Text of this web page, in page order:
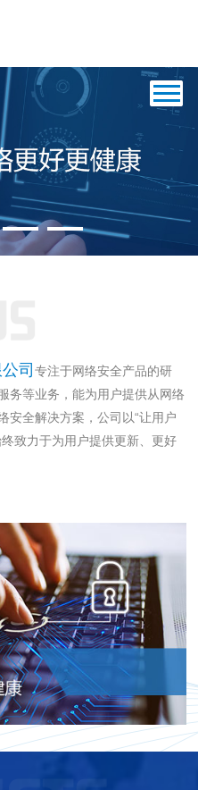
司专注于网络安全产品的研
务等业务，能为用户提供从网络
安全解决方案，公司以“让用户
致力于为用户提供更新、更好